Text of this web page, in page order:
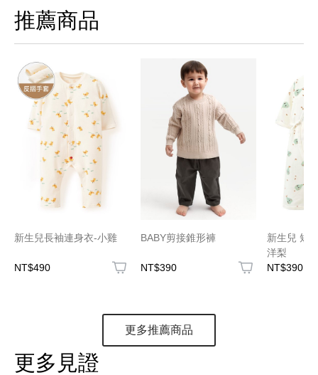
推薦商品
新生兒長袖連身衣-小雞
NT$490
BABY剪接錐形褲
NT$390
新生兒 短
洋梨
NT$390
更多推薦商品
更多見證